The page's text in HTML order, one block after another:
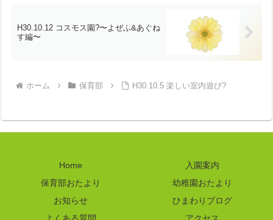
H30.10.12 コスモス園?〜よぜふ&あぐね
す編〜
ホーム 保育部 H30.10.5 楽しい室内遊び?
Home
入園案内
保育部おたより
幼稚園おたより
お知らせ
ひまわりブログ